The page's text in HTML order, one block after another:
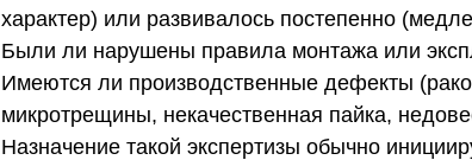
характер) или развивалось постепенно
Были ли нарушены правила монтажа или
Имеются ли производственные дефекты
микротрещины, некачественная пайка,
Назначение такой экспертизы обычно